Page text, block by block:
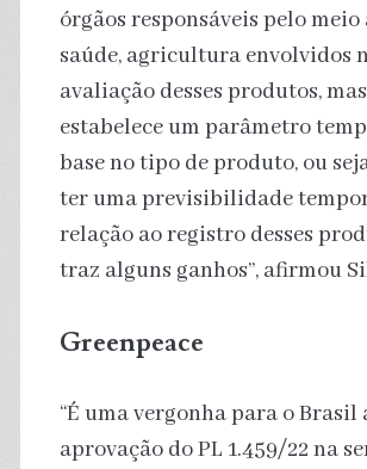
órgãos responsáveis pelo
saúde, agricultura envolvidos
avaliação desses produtos, mas
estabelece um parâmetro
base no tipo de produto, ou
ter uma previsibilidade
relação ao registro desses
traz alguns ganhos”, afirmou
Greenpeace
“É uma vergonha para o Brasil
aprovação do PL 1.459/22 na